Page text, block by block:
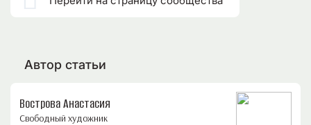
Автор статьи
Вострова Анастасия
Свободный художник